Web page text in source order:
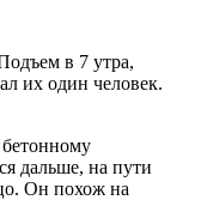
в 7 утра,
их один человек.
дальше, на пути
Он похож на